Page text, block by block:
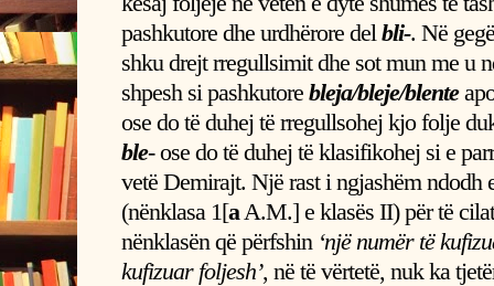
pashkutore dhe urdhërore delbli-. Në
shku drejt rregullsimit dhe sot mun me u
shpesh si pashkutore bleja/bleje/blente
ose do të duhej të rregullsohej kjo folje
ble- ose do të duhej të klasifikohej si e
vetë Demirajt. Një rast i ngjashëm ndodh
(nënklasa 1[aA.M.] e klasës II) për të
nënklasën që përfshin ‘një numër të
kufizuar foljesh’, në të vërtetë, nuk ka